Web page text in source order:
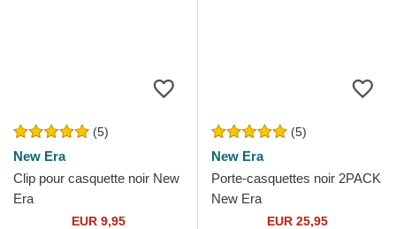
(5)
New Era
Clip pour casquette noir New
Era
EUR 9,95
(5)
New Era
Porte-casquettes noir 2PACK
New Era
EUR 25,95